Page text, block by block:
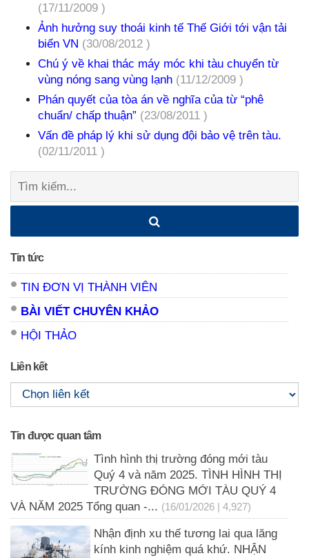
(17/11/2009 )
Ảnh hưởng suy thoái kinh tế Thế Giới tới vận tải
biển VN (30/08/2012 )
Chú ý về khai thác máy móc khi tàu chuyển từ
vùng nóng sang vùng lạnh (11/12/2009 )
Phán quyết của tòa án về nghĩa của từ “phê
chuẩn/ chấp thuận” (23/08/2011 )
Vấn đề pháp lý khi sử dụng đội bảo vệ trên tàu.
(02/11/2011 )
Tìm
Tin tức
TIN ĐƠN VỊ THÀNH VIÊN
BÀI VIẾT CHUYÊN KHẢO
HỘI THẢO
Liên kết
Tin được quan tâm
Tình hình thị trường đóng mới tàu
Quý 4 và năm 2025. TÌNH HÌNH THỊ
TRƯỜNG ĐÓNG MỚI TÀU QUÝ 4
VÀ NĂM 2025 Tổng quan -... (16/01/2026 | 4,927)
Nhận định xu thế tương lai qua lăng
kính kinh nghiệm quá khứ. NHẬN